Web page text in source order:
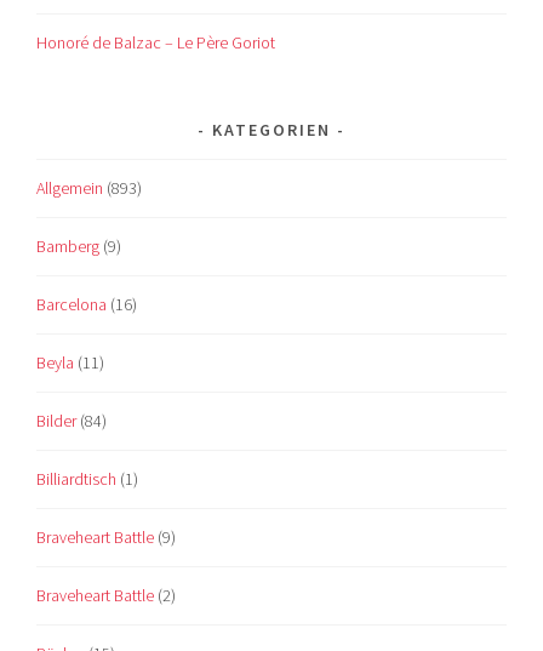
Honoré de Balzac – Le Père Goriot
KATEGORIEN
Allgemein (893)
Bamberg (9)
Barcelona (16)
Beyla (11)
Bilder(84)
Billiardtisch (1)
Braveheart Battle (9)
Braveheart Battle (2)